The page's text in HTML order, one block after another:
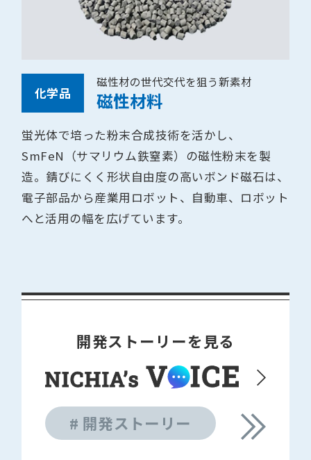
化学品
磁性材の世代交代を狙う新素材
磁性材料
蛍光体で培った粉末合成技術を活かし、
SmFeN（サマリウム鉄窒素）の磁性粉末を製
造。錆びにくく形状自由度の高いボンド磁⽯は、
電子部品から産業用ロボット、自動車、ロボット
へと活用の幅を広げています。
開発ストーリーを見る
# 開発ストーリー